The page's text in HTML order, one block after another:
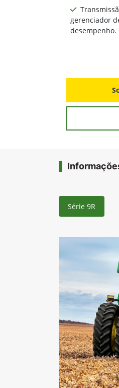
gerenciador
desempenho.
Série 9R